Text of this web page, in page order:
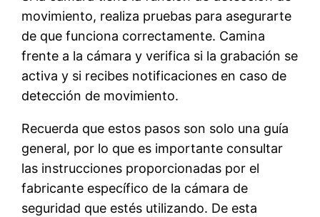
movimiento, realiza pruebas para asegurarte
de que funciona correctamente. Camina
frente a la cámara y verifica si la grabación se
activa y si recibes notificaciones en caso de
detección de movimiento.
Recuerda que estos pasos son solo una guía
general, por lo que es importante consultar
las instrucciones proporcionadas por el
fabricante específico de la cámara de
seguridad que estés utilizando. De esta